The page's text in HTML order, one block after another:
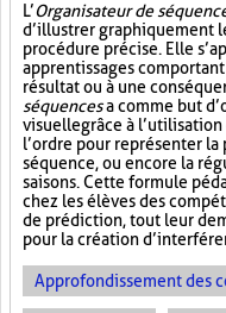
L’Organisateur de
d’illustrer graphiquement
procédure précise. Elle
apprentissages
résultat ou à une
séquencesa comme but
visuellegrâce à
l’ordre pour représenter la
séquence, ou encore la
saisons. Cette formule
chez les élèves des
de prédiction, tout leur
pour la création
Approfondissement des